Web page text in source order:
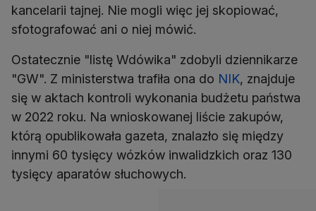
kancelarii tajnej. Nie mogli więc jej skopiować,
sfotografować ani o niej mówić.
Ostatecznie "listę Wdówika" zdobyli dziennikarze
"GW". Z ministerstwa trafiła ona do NIK, znajduje
się w aktach kontroli wykonania budżetu państwa
w 2022 roku. Na wnioskowanej liście zakupów,
którą opublikowała gazeta, znalazło się między
innymi 60 tysięcy wózków inwalidzkich oraz 130
tysięcy aparatów słuchowych.